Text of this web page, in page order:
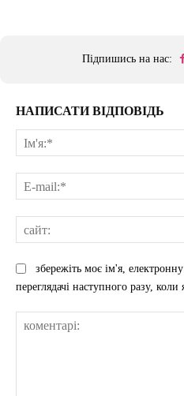
Підпишись на нас:
НАПИСАТИ ВІДПОВІДЬ
збережіть моє ім'я,
переглядачі наступного разу, коли